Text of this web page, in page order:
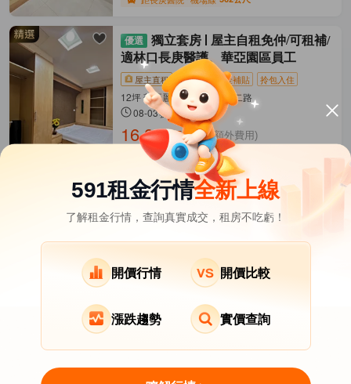
獨立套房
屋主自租免仲/可租補/
適林口長庚醫護、華亞園區員工
屋主直租 新上架 租金補貼 拎包入住
12坪 華亞麗晶 龜山區-文化二路
08-03發佈
16,800元/月 (有額外費用)
已降價 700 元
距長庚醫院 機場線 562公尺
其它租屋 熱門在租社區
龍潭區租屋
復興區租屋
關於我們 意見反饋 APP下載
591租金行情全新上線
了解租金行情，查詢真實成交，租房不吃虧！
開價行情 開價比較
漲跌趨勢 實價查詢